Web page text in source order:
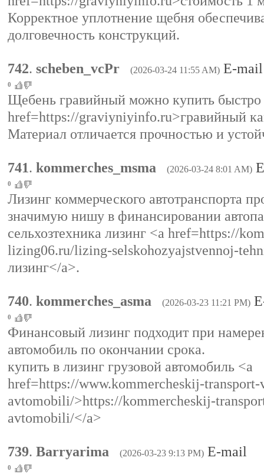
Корректное уплотнение щебня
долговечность конструкций.
742. scheben_vcPr (2026-03-24 11:55 AM) E-mail
0
Щебень гравийный можно купить быстро
href=https://graviyniyinfo.ru>гравийный
Материал отличается прочностью и
741. kommerches_msma (2026-03-24 8:01 AM)
0
Лизинг коммерческого автотранспорта
значимую нишу в финансировании
сельхозтехника лизинг <a href=https://
lizing06.ru/lizing-selskohozyajstvennoj-
лизинг</a>.
740. kommerches_asma (2026-03-23 11:21 PM)
0
Финансовый лизинг подходит при
автомобиль по окончании срока.
купить в лизинг грузовой автомобиль <a
href=https://www.kommercheskij-
avtomobili/>https://kommercheskij-
avtomobili/</a>
739. Barryarima (2026-03-23 9:13 PM) E-mail
0